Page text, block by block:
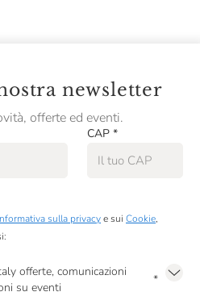
newsletter
offerte ed eventi.
CAP *
sulla privacye sui Cookie,
offerte, comunicazioni
su eventi
*